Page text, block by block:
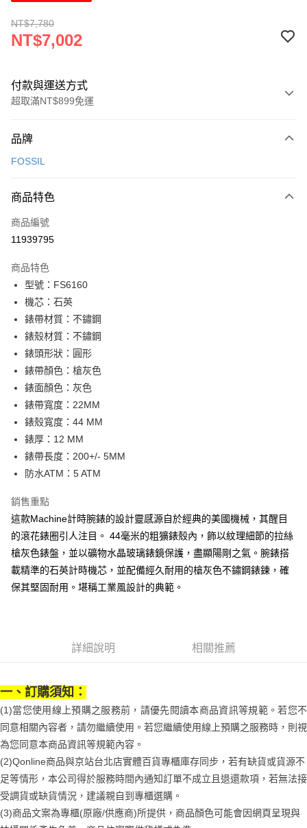
NT$7,780
NT$7,002
付款與運送方式
超取滿NT$899免運
信用卡一次付款
6 期 0 利率 每期
合作金庫商業銀行
上海商業儲蓄銀行
臺灣中小企業銀行
匯豐（台灣）商業銀行
聯邦商業銀行
元大商業銀行
玉山商業銀行
台灣樂天信用卡公司
LINE Pay
Apple Pay
街口支付
悠遊付
Google Pay
全盈+PAY
大哥付你分期
相關說明
【大哥付你分期使用說明】
1.本服務由台灣大哥大提供，台灣大哥大用戶可立即使用無須另外申請。
2.付款方式選擇「大哥付你分期」，訂單成立後會自動跳轉到大哥付的交易
流程，驗證手機門號後，選擇欲分期的期數、繳款截止日，確認付款後即完
成交易。
3.實際核准額度、可分期數及費用金額請依後續交易確認頁面所載為準。
4.訂單成立30分鐘內，如未前往確認交易或遇審核未通過，訂單將自動取
法說明評估內容。
【繳款方式說明】
醒簡訊。
2.透過簡訊連結打開帳單後，可選擇「超商條碼／台灣大直營門市／銀行轉
帳／街口支付／iPASS MONEY」等通路繳費。
【注意事項】
資料（包含姓名、電話或地址）提供予台灣大哥大進項蒐集、處理及利用，
AFTEE先享後付
相關說明
AFTEE先享後付是「在收到商品之後才付款」的支付方式。 讓您購物簡單
便利好安心！
２．便利：只要手機號碼，簡訊認證，即可結帳。
３．安心：先確認商品／服務後，再付款。
【「AFTEE先享後付」結帳流程】
１．於結帳方式選擇「AFTEE先享後付」後，將跳轉至「AFTEE先享後付」
結帳頁面，進行簡訊認證並確認金額後，即可完成結帳。
２．訂單成立數日內，您將收到繳費通知簡訊。
３．收到繳費通知簡訊後14天內，點擊此簡訊中的連結，可透過四大超商／
ATM／網路銀行／等多元方式進行付款，方視為交易完成。
※ 交易是否成功請以「AFTEE先享後付 」之結帳頁面顯示為準，若有關於
【注意事項】
１．透過由恩沛科技股份有限公司提供之「AFTEE先享後付」服務完成之交
權轉讓予恩沛科技股份有限公司。
２．關於個人資料處理事宜，請瀏覽以下網址：
https://aftee.tw/terms/#terms3
３．未成年的使用者請事先徵得法定代理人或監護人之同意方可使用
「AFTEE先享後付」，若未經同意申辦者引起之損失，本公司不負相關責
任。
時審查核予不同之上限額度；若仍有額度不足之情形，本公司將視審查結果
ATM付款
付款後全家取貨
每筆NT$70，滿NT$899(含以上)免運費
付款後7-11取貨
每筆NT$70，滿NT$899(含以上)免運費
京站台北店客服中心(1F星巴克旁) 即日起不提供京站紙袋，取件時
品牌
FOSSIL
商品特色
商品編號
11939795
商品特色
型號：FS6160
機芯：石英
錶帶材質：不鏽鋼
錶殼材質：不鏽鋼
錶頭形狀：圓形
錶帶顏色：槍灰色
錶面顏色：灰色
錶帶寬度：22MM
錶殼寬度：44 MM
錶厚：12 MM
錶帶長度：200+/- 5MM
防水ATM：5 ATM
銷售重點
這款Machine計時腕錶的設計靈感源自於經典的美國機械，其醒目
的滾花錶圈引人注目。 44毫米的粗獷錶殼內，飾以紋理細節的拉絲
槍灰色錶盤，並以礦物水晶玻璃錶鏡保護，盡顯陽剛之氣。腕錶搭
載精準的石英計時機芯，並配備經久耐用的槍灰色不鏽鋼錶鍊，確
保其堅固耐用。堪稱工業風設計的典範。
詳細說明 相關推薦
一、訂購須知：
(1)當您使用線上預購之服務前，請優先閱讀本商品資訊等規範。若您不
同意相關內容者，請勿繼續使用。若您繼續使用線上預購之服務時，則視
為您同意本商品資訊等規範內容。
(2)Qonline商品與京站台北店實體百貨專櫃庫存同步，若有缺貨或貨源不
足等情形，本公司得於服務時間內通知訂單不成立且退還款項，若無法接
受調貨或缺貨情況，建議親自到專櫃選購。
(3)商品文案為專櫃(原廠/供應商)所提供，商品顏色可能會因網頁呈現與